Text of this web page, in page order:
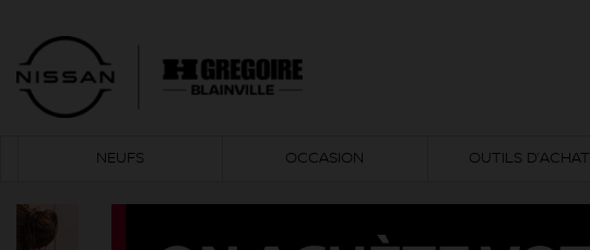
NEUFS OCCASION OUTILS D’ACHAT